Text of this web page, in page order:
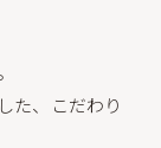
た、こだわり